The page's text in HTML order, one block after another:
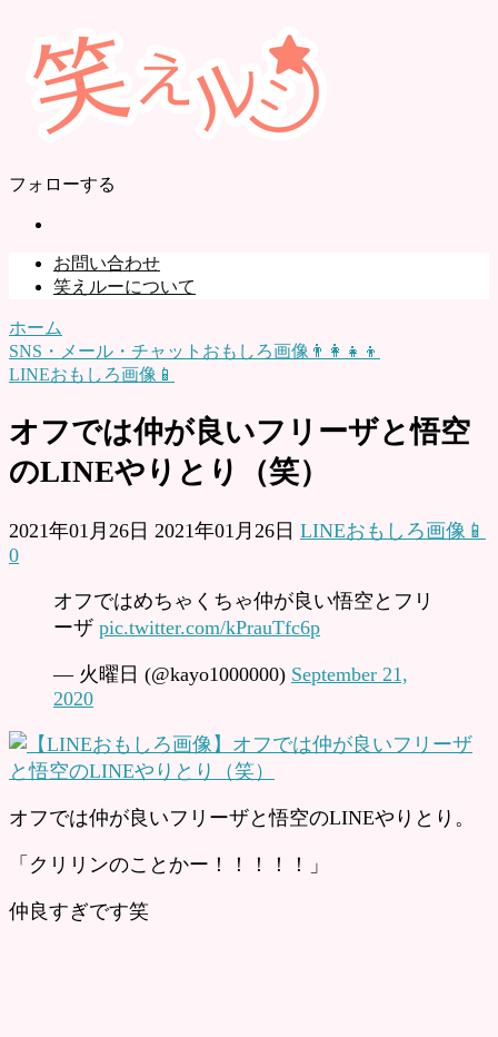
フォローする
お問い合わせ
笑えルーについて
ホーム
SNS・メール・チャットおもしろ画像👨‍👩‍👧‍👦
LINEおもしろ画像📱
オフでは仲が良いフリーザと悟空
のLINEやりとり（笑）
2021年01月26日 2021年01月26日 LINEおもしろ画像📱
0
オフではめちゃくちゃ仲が良い悟空とフリ
ーザ pic.twitter.com/kPrauTfc6p
— 火曜日 (@kayo1000000) September 21,
2020
オフでは仲が良いフリーザと悟空のLINEやりとり。
「クリリンのことかー！！！！！」
仲良すぎです笑